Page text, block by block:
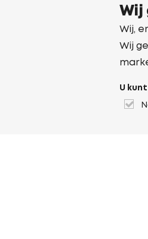
Wij
Wij,
Wij
U